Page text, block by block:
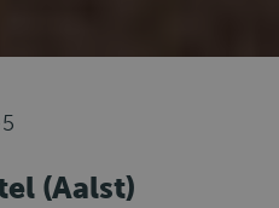
(Aalst)